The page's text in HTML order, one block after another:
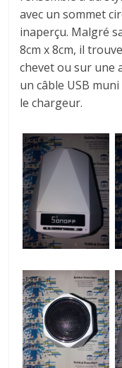
avec un sommet
inaperçu. Malgré
8cm x 8cm, il
chevet ou sur une
un câble USB
le chargeur.